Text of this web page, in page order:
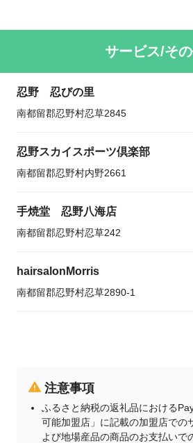
サービス/そ
忍野 忍びの里
南都留郡忍野村忍草2845
忍野スカイスポーツ倶楽部
南都留郡忍野村内野2661
手焼堂 忍野八海店
南都留郡忍野村忍草242
hairsalonMorris
南都留郡忍野村忍草2890-1
注意事項
ふるさと納税の返礼品における
可能加盟店」に記載の加盟店での
よび地場産品の商品のお支払いで